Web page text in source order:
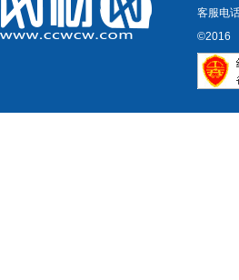
客服电
©2016